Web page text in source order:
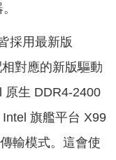
採用最新版
相對應的新版驅動
原生 DDR4-2400
旗艦平台 X99
輸模式。這會使